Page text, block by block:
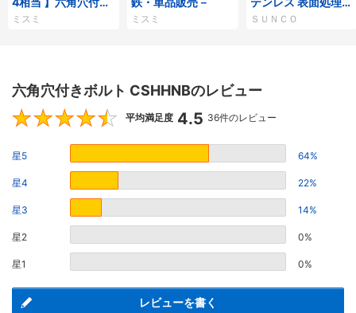
ルト ステンレス
ミスミ ミスミ
し 全ねじ
ＳＵＮＣＯ
六角穴付きボルト CSHHNBのレビュー
4.5
平均満足度 4.5 36件のレビュー
星5 64%
星4 22%
星3 14%
星2 0%
星1 0%
レビューを書く